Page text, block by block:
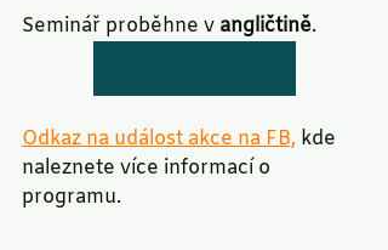
Seminář proběhne v angličtině.
Odkaz na událost akce na FB, kde
naleznete více informací o
programu.